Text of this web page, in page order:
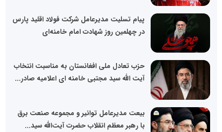
پیام تسلیت مدیرعامل شرکت فولاد اقلید پارس
در چهلمین روز شهادت امام خامنه‌ای
حزب تعادل ملی افغانستان به مناسبت انتخاب
آیت الله سید مجتبی خامنه ای اعلامیه صادر...
بیعت مدیرعامل توانیر و مجموعه صنعت برق
با رهبر معظم انقلاب حضرت آیت‌الله سید...